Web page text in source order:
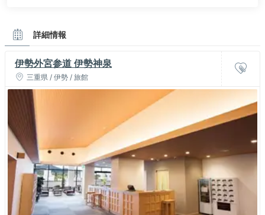
詳細情報
伊勢外宮参道 伊勢神泉
三重県 / 伊勢 / 旅館